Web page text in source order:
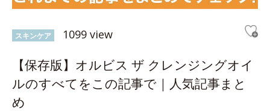
スキンケア 1099 view
【保存版】オルビス ザ クレンジングオイ
ルのすべてをこの記事で｜人気記事まと
め